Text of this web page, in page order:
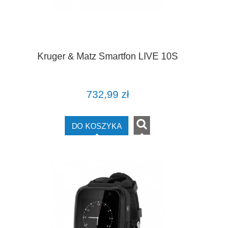
Kruger & Matz Smartfon LIVE 10S
732,99 zł
DO KOSZYKA